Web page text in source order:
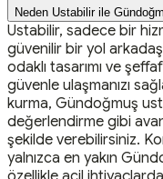
Neden Ustabilir ile
Ustabilir, sadece bir
güvenilir bir yol
odaklı tasarımı ve
güvenle ulaşmanızı
kurma, Gündoğmuş
değerlendirme gibi
şekilde verebilirsiniz.
yalnızca en yakın